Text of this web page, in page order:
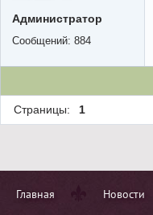
Администратор
Сообщений: 884
Страницы: 1
Главная Новости